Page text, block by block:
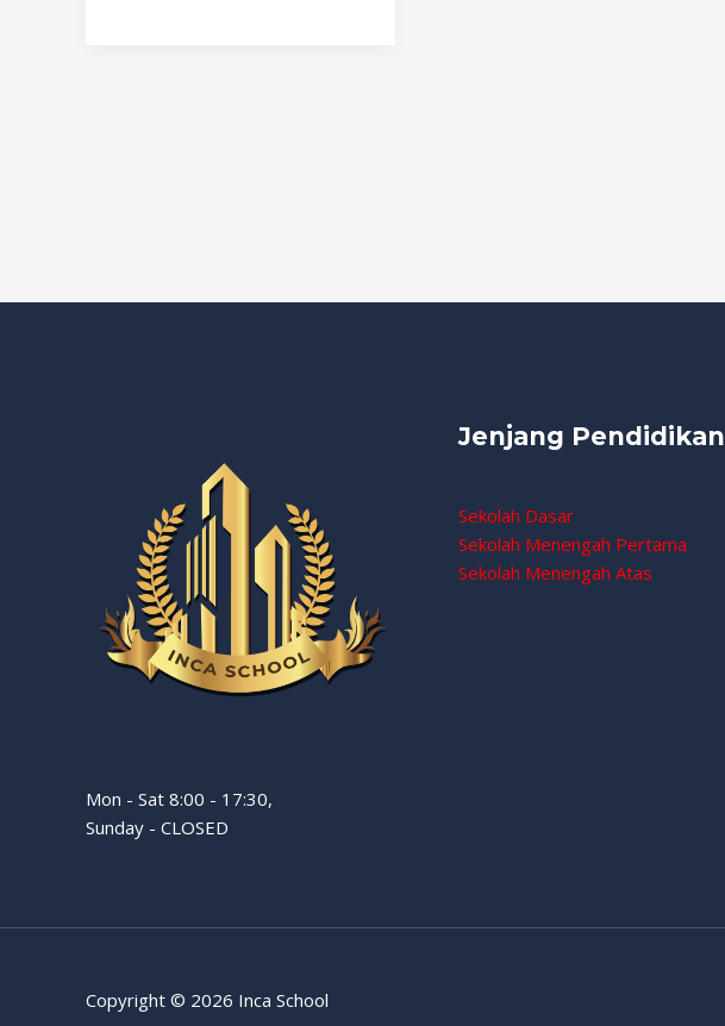
Mon - Sat 8:00 - 17:30,
Sunday - CLOSED
Jenjang Pendidikan
Sekolah Dasar
Sekolah Menengah Pertama
Sekolah Menengah Atas
Copyright © 2026 Inca School